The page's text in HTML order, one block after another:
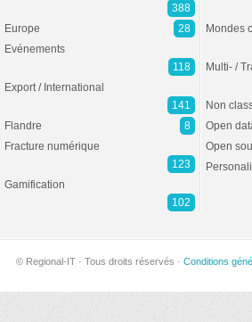
388
Europe
28
Evénements
118
Export / International
141
Flandre
8
Fracture numérique
123
Gamification
102
Mondes
Multi- /
Non
Open
Open
© Regional-IT · Tous droits réservés · Conditions